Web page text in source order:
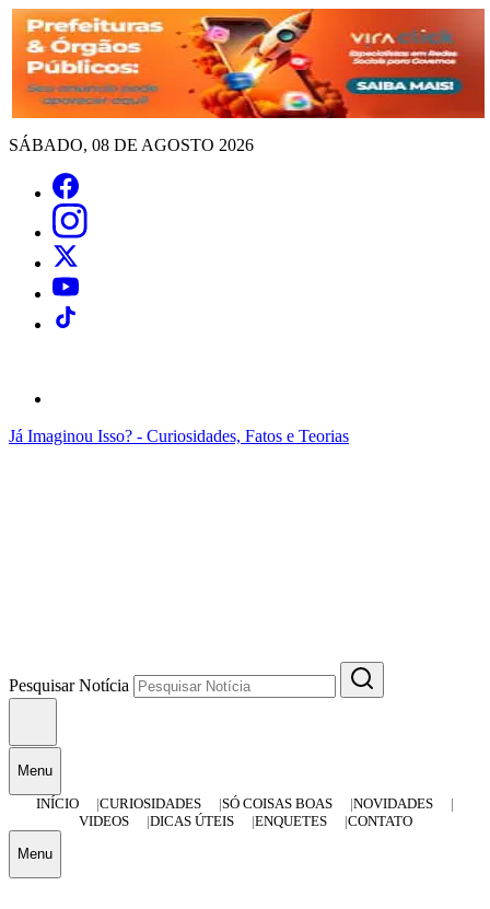
SÁBADO, 08 DE AGOSTO 2026
Já Imaginou Isso? - Curiosidades, Fatos e Teorias
Pesquisar Notícia
Menu
INÍCIO
CURIOSIDADES SÓ COISAS BOAS
NOVIDADES
VIDEOS
DICAS ÚTEIS ENQUETES CONTATO
Menu